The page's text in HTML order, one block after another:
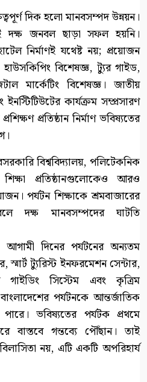
দিক হলো মানবসম্পদ উন্নয়ন।
দক্ষ জনবল ছাড়া সফল হয়নি।
নির্মাণই যথেষ্ট নয়; প্রয়োজন
বিশেষজ্ঞ, ট্যুর গাইড,
মার্কেটিং বিশেষজ্ঞ। জাতীয়
কার্যক্রম সম্প্রসারণ
প্রতিষ্ঠান নির্মাণ ভবিষ্যতের
বিশ্ববিদ্যালয়, পলিটেকনিক
প্রতিষ্ঠানগুলোকেও আরও
পর্যটন শিক্ষাকে শ্রমবাজারের
দক্ষ মানবসম্পদের ঘাটতি
আগামী দিনের পর্যটনের অন্যতম
স্মার্ট ট্যুরিস্ট ইনফরমেশন সেন্টার,
সিস্টেম এবং কৃত্রিম
পর্যটনকে আন্তর্জাতিক
ভবিষ্যতের পর্যটক প্রথমে
বাস্তবে গন্তব্যে পৌঁছান। তাই
নয়, এটি একটি অপরিহার্য